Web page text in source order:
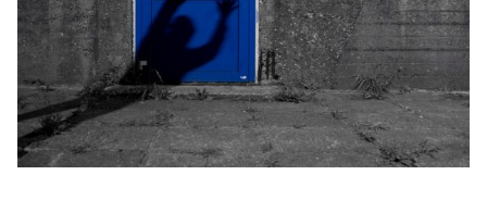
Livres
Textes & poèmes
Portfolio
Photos